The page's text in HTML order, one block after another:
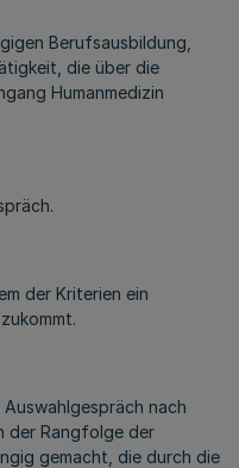
Berufsausbildung,
die über die
Humanmedizin
der Kriterien ein
nach
der Rangfolge der
gemacht, die durch die